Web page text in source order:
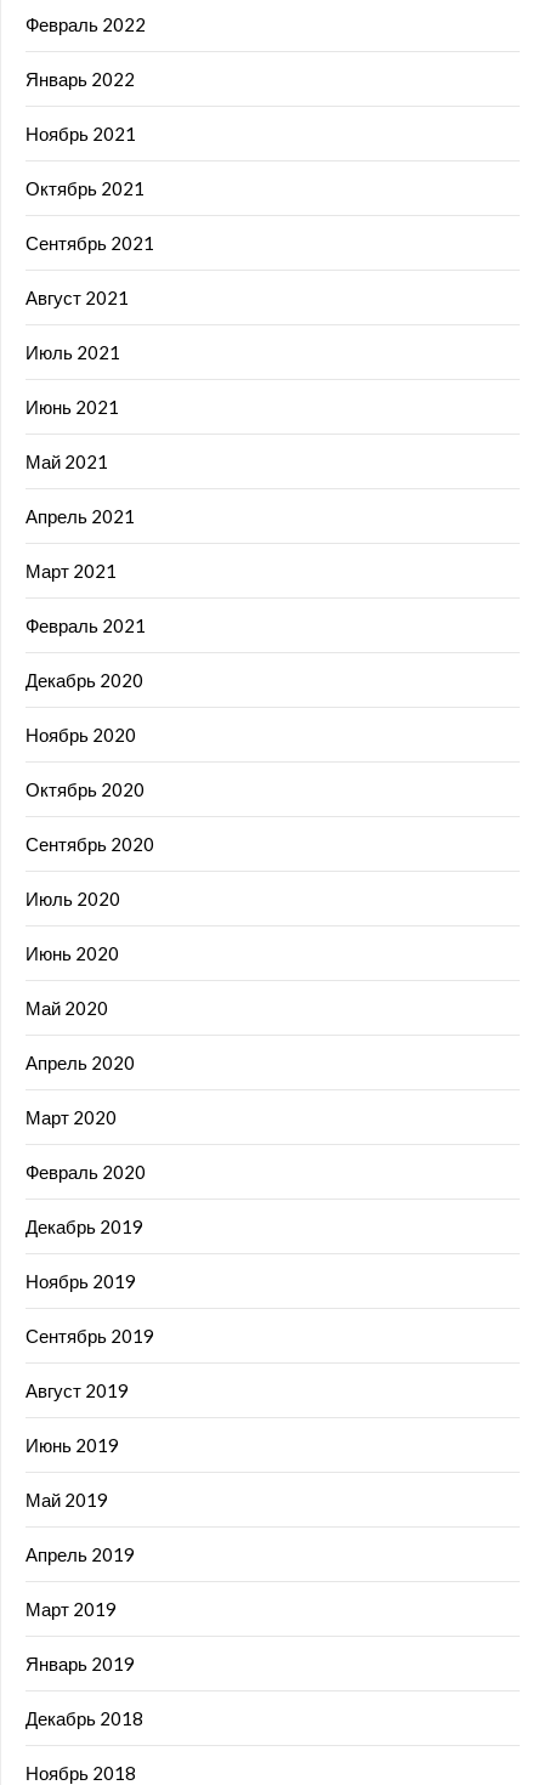
Февраль 2022
Январь 2022
Ноябрь 2021
Октябрь 2021
Сентябрь 2021
Август 2021
Июль 2021
Июнь 2021
Май 2021
Апрель 2021
Март 2021
Февраль 2021
Декабрь 2020
Ноябрь 2020
Октябрь 2020
Сентябрь 2020
Июль 2020
Июнь 2020
Май 2020
Апрель 2020
Март 2020
Февраль 2020
Декабрь 2019
Ноябрь 2019
Сентябрь 2019
Август 2019
Июнь 2019
Май 2019
Апрель 2019
Март 2019
Январь 2019
Декабрь 2018
Ноябрь 2018